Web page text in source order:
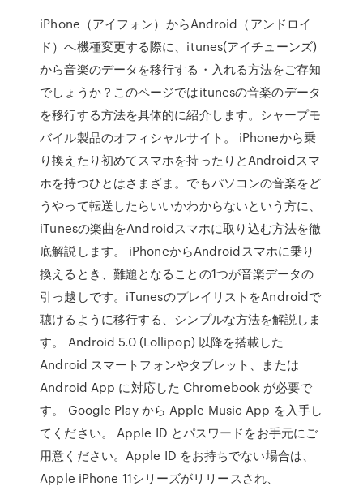
iPhone（アイフォン）からAndroid（アンドロイ
ド）へ機種変更する際に、itunes(アイチューンズ)
から音楽のデータを移行する・入れる方法をご存知
でしょうか？このページではitunesの音楽のデータ
を移行する方法を具体的に紹介します。シャープモ
バイル製品のオフィシャルサイト。 iPhoneから乗
り換えたり初めてスマホを持ったりとAndroidスマ
ホを持つひとはさまざま。でもパソコンの音楽をど
うやって転送したらいいかわからないという方に、
iTunesの楽曲をAndroidスマホに取り込む方法を徹
底解説します。 iPhoneからAndroidスマホに乗り
換えるとき、難題となることの1つが音楽データの
引っ越しです。iTunesのプレイリストをAndroidで
聴けるように移行する、シンプルな方法を解説しま
す。 Android 5.0 (Lollipop) 以降を搭載した
Android スマートフォンやタブレット、または
Android App に対応した Chromebook が必要で
す。 Google Play から Apple Music App を入手し
てください。 Apple ID とパスワードをお手元にご
用意ください。Apple ID をお持ちでない場合は、
Apple iPhone 11シリーズがリリースされ、